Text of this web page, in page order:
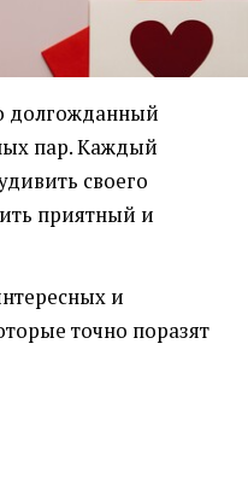
долгожданный
пар. Каждый
своего
приятный и
и
точно поразят